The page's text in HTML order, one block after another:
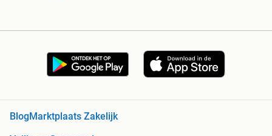
BlogMarktplaats Zakelijk